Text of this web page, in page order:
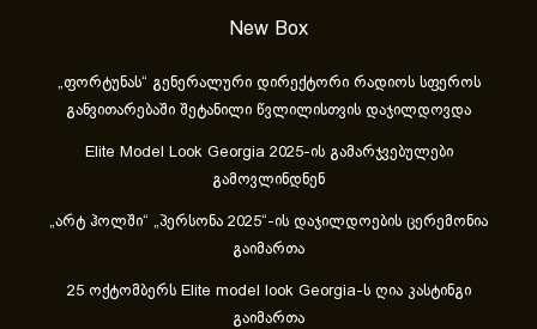
New Box
„ფორტუნას“ გენერალური დირექტორი რადიოს სფეროს
განვითარებაში შეტანილი წვლილისთვის დაჯილდოვდა
Elite Model Look Georgia 2025-ის გამარჯვებულები
გამოვლინდნენ
„არტ ჰოლში“ „პერსონა 2025“-ის დაჯილდოების ცერემონია
გაიმართა
25 ოქტომბერს Elite model look Georgia-ს ღია კასტინგი
გაიმართა